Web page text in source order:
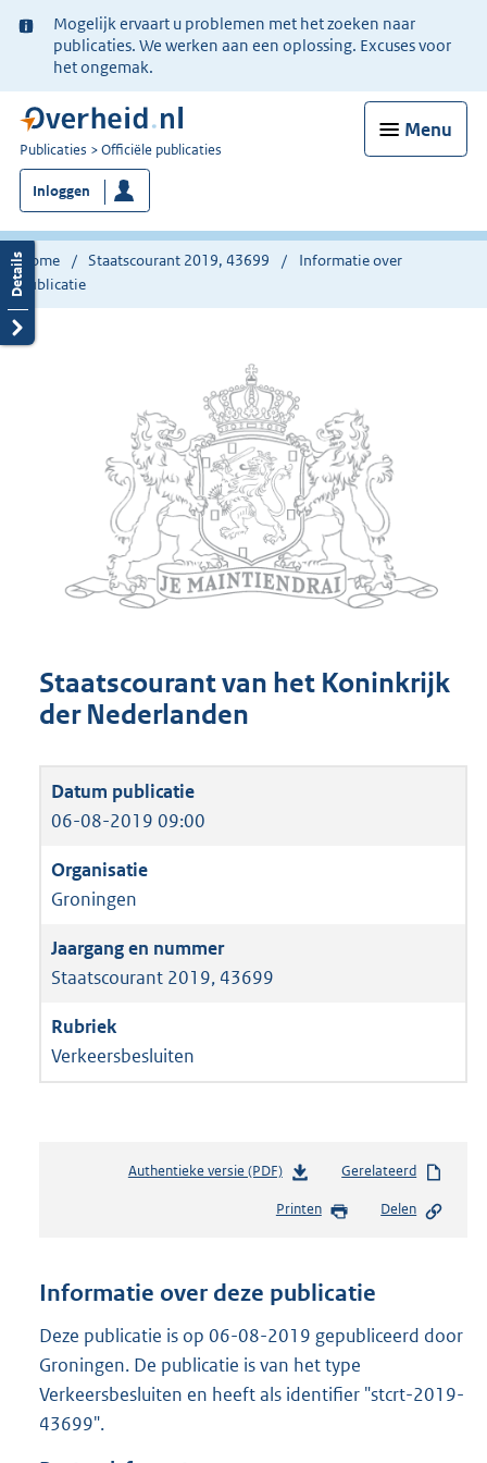
Ter
informatie:
Mogelijk ervaart u problemen met het zoeken naar
publicaties. We werken aan een oplossing. Excuses voor
het ongemak.
Menu
U
bent
nu
hier:
Publicaties Officiële publicaties
Inloggen
Home Staatscourant 2019, 43699
Informatie over
publicatie
Staatscourant van het Koninkrijk
der Nederlanden
06-08-2019 09:00
Groningen
Staatscourant 2019, 43699
Verkeersbesluiten
Authentieke versie (PDF)b
s
n
s
r
o
Gerelateerd
Printen Delen
Informatie over deze publicatie
Deze publicatie is op 06-08-2019 gepubliceerd door
Groningen. De publicatie is van het type
Verkeersbesluiten en heeft als identifier "stcrt-2019-
43699".